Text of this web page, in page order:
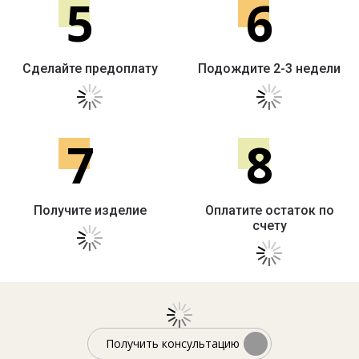
5
Сделайте предоплату
6
Подождите 2-3 недели
7
Получите изделие
8
Оплатите остаток по
счету
Получить консультацию